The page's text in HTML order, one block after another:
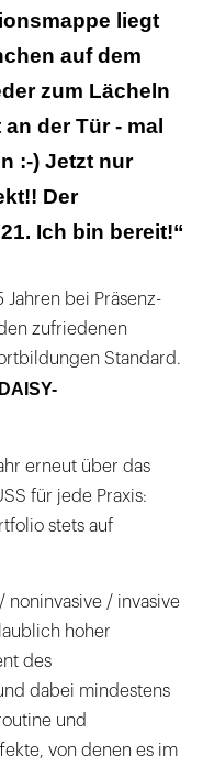
liegt
auf dem
zum Lächeln
der Tür - mal
:-) Jetzt nur
Der
Ich bin bereit!“
bei Präsenz-
zufriedenen
Standard.
DAISY-
erneut über das
für jede Praxis:
stets auf
noninvasive / invasive
hoher
des
dabei mindestens
und
von denen es im